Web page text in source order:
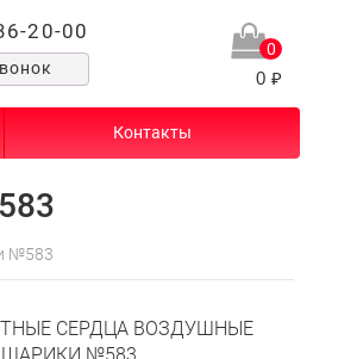
20-00
0
0 ₽
Контакты
№583
СЕРДЦА ВОЗДУШНЫЕ